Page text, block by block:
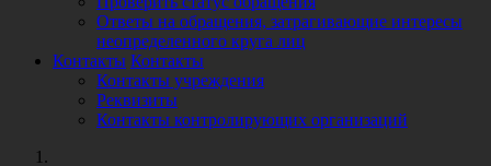
Ответы на обращения, затрагивающие интересы
неопределенного круга лиц
Контакты Контакты
Контакты учреждения
Реквизиты
Контакты контролирующих организаций